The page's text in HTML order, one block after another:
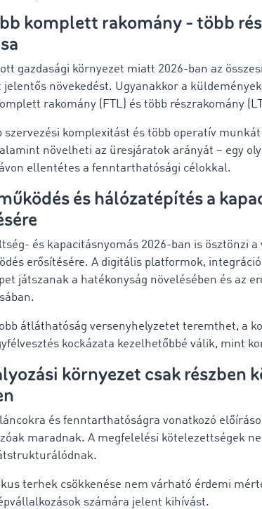
komplett rakomány - több
gazdasági környezet miatt 2026-ban az
növekedést. Ugyanakkor a
rakomány (FTL) és több részrakomány
szervezési komplexitást és több operatív
növelheti az üresjáratok arányát – egy
ellentétes a fenntarthatósági célokkal.
és hálózatépítés a
és kapacitásnyomás 2026-ban is ösztönzi
erősítésére. A digitális platformok,
játszanak a hatékonyság növelésében és az
átláthatóság versenyhelyzetet teremthet, a
kockázata kezelhetőbbé válik, mint
környezet csak részben
és fenntarthatóságra vonatkozó
maradnak. A megfelelési kötelezettségek
terhek csökkenése nem várható érdemi
számára jelent kihívást.